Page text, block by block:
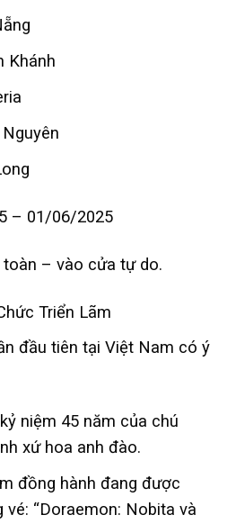
Khánh
– 01/06/2025
toàn – vào cửa tự do.
Triển Lãm
đầu tiên tại Việt Nam có ý
niệm 45 năm của chú
xứ hoa anh đào.
đồng hành đang được
“Doraemon: Nobita và